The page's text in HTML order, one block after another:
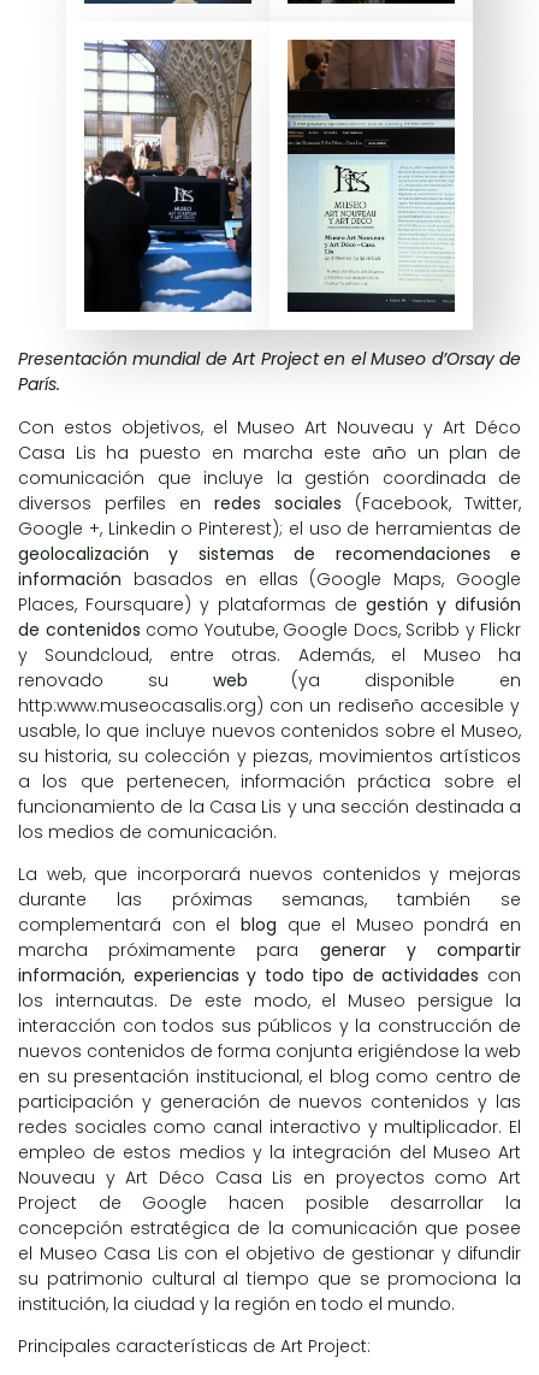
Presentación mundial de Art Project en el Museo d’Orsay de
París.
Con estos objetivos, el Museo Art Nouveau y Art Déco
Casa Lis ha puesto en marcha este año un plan de
comunicación que incluye la gestión coordinada de
diversos perfiles en redes sociales (Facebook, Twitter,
Google +, Linkedin o Pinterest); el uso de herramientas de
geolocalización y sistemas de recomendaciones e
información basados en ellas (Google Maps, Google
Places, Foursquare) y plataformas de gestión y difusión
de contenidos como Youtube, Google Docs, Scribb y Flickr
y Soundcloud, entre otras. Además, el Museo ha
renovado su web (ya disponible en
http:www.museocasalis.org) con un rediseño accesible y
usable, lo que incluye nuevos contenidos sobre el Museo,
su historia, su colección y piezas, movimientos artísticos
a los que pertenecen, información práctica sobre el
funcionamiento de la Casa Lis y una sección destinada a
los medios de comunicación.
La web, que incorporará nuevos contenidos y mejoras
durante las próximas semanas, también se
complementará con el blog que el Museo pondrá en
marcha próximamente para generar y compartir
información, experiencias y todo tipo de actividades con
los internautas. De este modo, el Museo persigue la
interacción con todos sus públicos y la construcción de
nuevos contenidos de forma conjunta erigiéndose la web
en su presentación institucional, el blog como centro de
participación y generación de nuevos contenidos y las
redes sociales como canal interactivo y multiplicador. El
empleo de estos medios y la integración del Museo Art
Nouveau y Art Déco Casa Lis en proyectos como Art
Project de Google hacen posible desarrollar la
concepción estratégica de la comunicación que posee
el Museo Casa Lis con el objetivo de gestionar y difundir
su patrimonio cultural al tiempo que se promociona la
institución, la ciudad y la región en todo el mundo.
Principales características de Art Project: